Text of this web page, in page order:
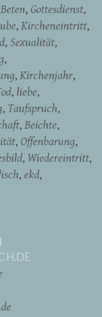
Beten Gottesdienst
Kircheneintritt
Sexualität
Kirchenjahr
liebe
Taufspruch
Beichte
Offenbarung
Wiedereintritt
ekd